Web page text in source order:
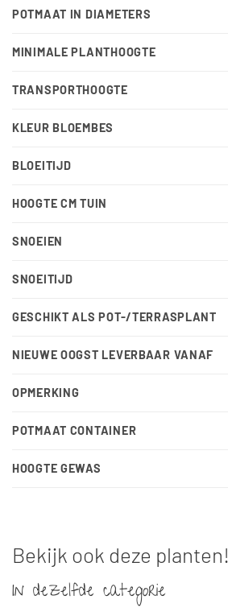
POTMAAT IN DIAMETERS
MINIMALE PLANTHOOGTE
TRANSPORTHOOGTE
KLEUR BLOEMBES
BLOEITIJD
HOOGTE CM TUIN
SNOEIEN
SNOEITIJD
GESCHIKT ALS POT-/TERRASPLANT
NIEUWE OOGST LEVERBAAR VANAF
OPMERKING
POTMAAT CONTAINER
HOOGTE GEWAS
Bekijk ook deze planten!
In dezelfde categorie